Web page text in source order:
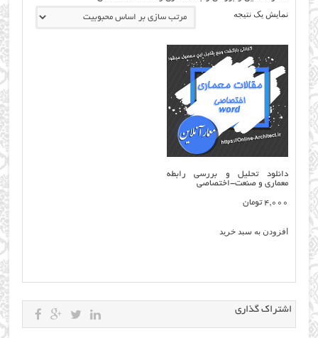
نمایش یک نتیجه
دانلود تحلیل و بررسی رابطه
معماري و صنعت-اختصاصی
4,000 تومان
افزودن به سبد خرید
اشتراک گذاری